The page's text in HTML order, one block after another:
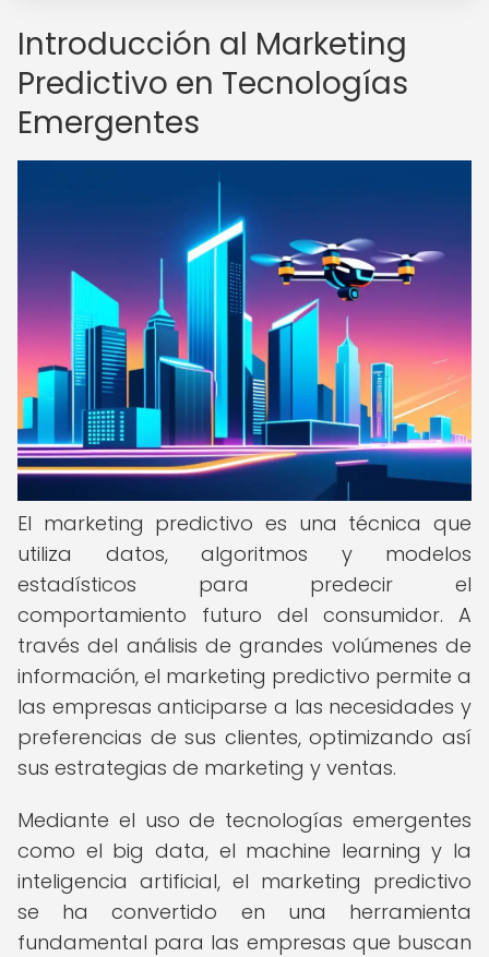
Introducción al Marketing
Predictivo en Tecnologías
Emergentes
El marketing predictivo es una técnica que
utiliza datos, algoritmos y modelos
estadísticos para predecir el
comportamiento futuro del consumidor. A
través del análisis de grandes volúmenes de
información, el marketing predictivo permite a
las empresas anticiparse a las necesidades y
preferencias de sus clientes, optimizando así
sus estrategias de marketing y ventas.
Mediante el uso de tecnologías emergentes
como el big data, el machine learning y la
inteligencia artificial, el marketing predictivo
se ha convertido en una herramienta
fundamental para las empresas que buscan